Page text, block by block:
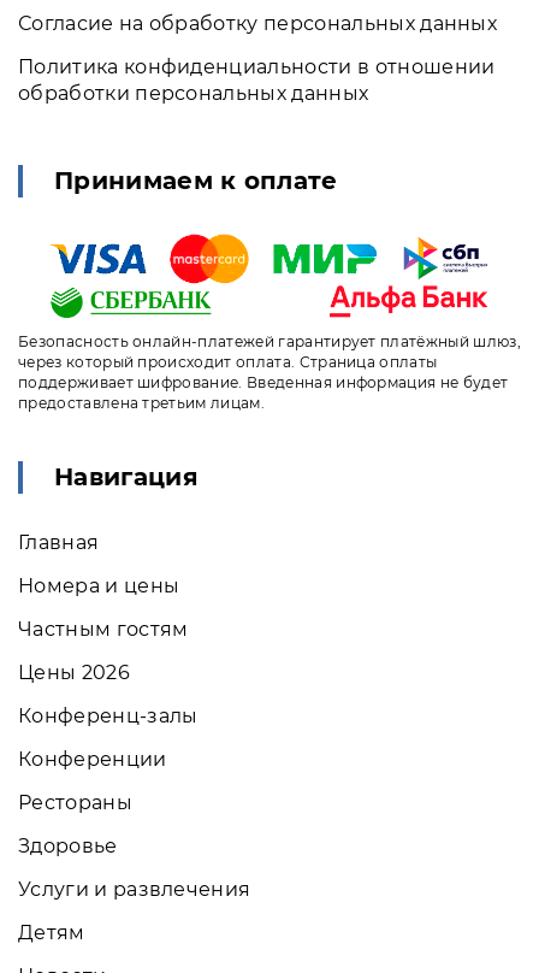
Согласие на обработку персональных данных
Политика конфиденциальности в отношении
обработки персональных данных
Принимаем к оплате
Безопасность онлайн-платежей гарантирует платёжный шлюз,
через который происходит оплата. Страница оплаты
поддерживает шифрование. Введенная информация не будет
предоставлена третьим лицам.
Навигация
Главная
Номера и цены
Частным гостям
Цены 2026
Конференц-залы
Конференции
Рестораны
Здоровье
Услуги и развлечения
Детям